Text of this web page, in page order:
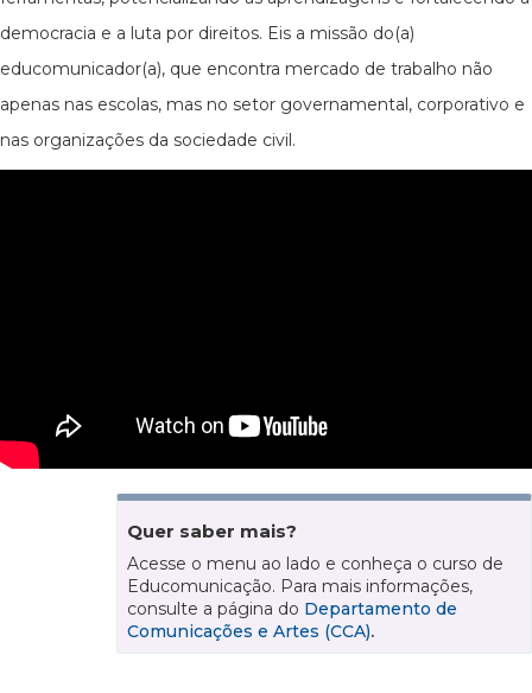
democracia e a luta por direitos. Eis a missão do(a)
educomunicador(a), que encontra mercado de trabalho não
apenas nas escolas, mas no setor governamental, corporativo e
nas organizações da sociedade civil.
Quer saber mais?
Acesse o menu ao lado e conheça o curso de
Educomunicação. Para mais informações,
consulte a página do Departamento de
Comunicações e Artes (CCA).